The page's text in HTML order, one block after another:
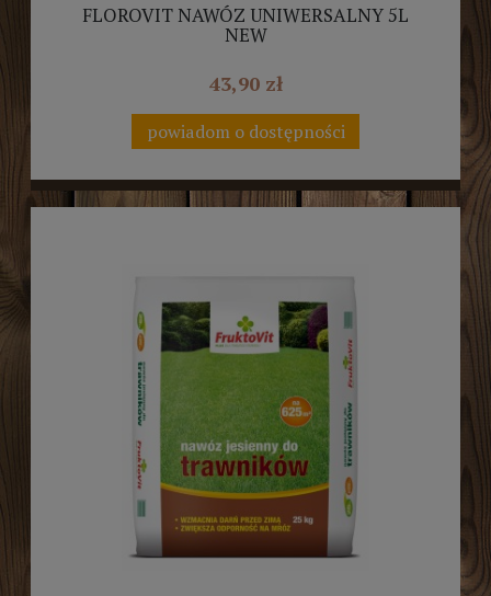
FLOROVIT NAWÓZ UNIWERSALNY 5L
NEW
43,90 zł
powiadom o dostępności